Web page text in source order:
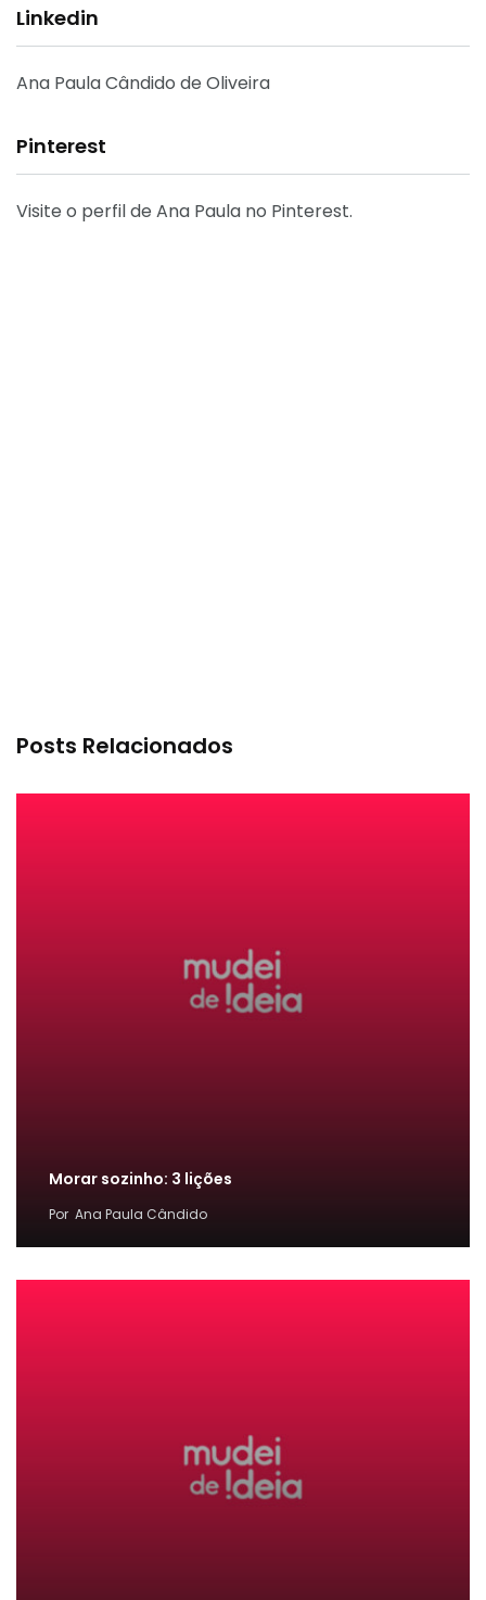
Linkedin
Ana Paula Cândido de Oliveira
Pinterest
Visite o perfil de Ana Paula no Pinterest.
Posts Relacionados
Morar sozinho: 3 lições
Por Ana Paula Cândido